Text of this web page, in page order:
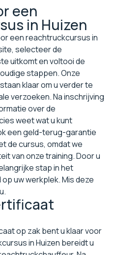
een
in Huizen
een reachtruckcursus in
selecteer de
uitkomt en voltooi de
stappen. Onze
klaar om u verder te
verzoeken. Na inschrijving
over de
weet wat u kunt
een geld-terug-garantie
de cursus, omdat we
van onze training. Door u
stap in het
uw werkplek. Mis deze
op zak bent u klaar voor
in Huizen bereidt u